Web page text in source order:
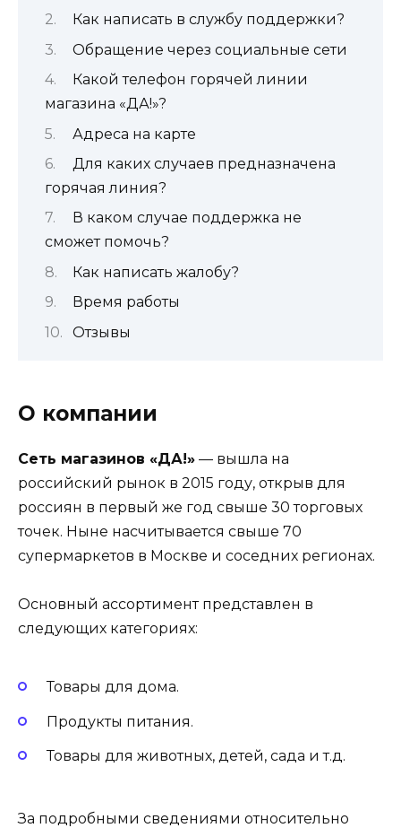
Как написать в службу поддержки?
Обращение через социальные сети
Какой телефон горячей линии
магазина «ДА!»?
Адреса на карте
Для каких случаев предназначена
горячая линия?
В каком случае поддержка не
сможет помочь?
Как написать жалобу?
Время работы
Отзывы
О компании
Сеть магазинов «ДА!» — вышла на
российский рынок в 2015 году, открыв для
россиян в первый же год свыше 30 торговых
точек. Ныне насчитывается свыше 70
супермаркетов в Москве и соседних регионах.
Основный ассортимент представлен в
следующих категориях:
Товары для дома.
Продукты питания.
Товары для животных, детей, сада и т.д.
За подробными сведениями относительно